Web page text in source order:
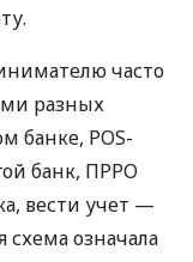
часто
разных
банке, POS-
банк, ПРРО
вести учет —
схема означала